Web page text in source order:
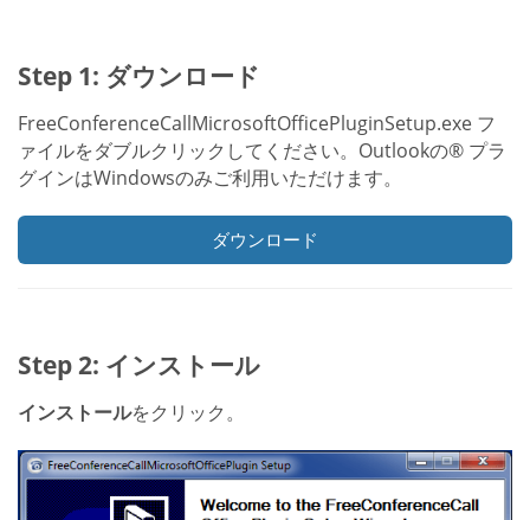
Step 1: ダウンロード
FreeConferenceCallMicrosoftOfficePluginSetup.exe フ
ァイルをダブルクリックしてください。Outlookの® プラ
グインはWindowsのみご利用いただけます。
ダウンロード
Step 2: インストール
インストールをクリック。